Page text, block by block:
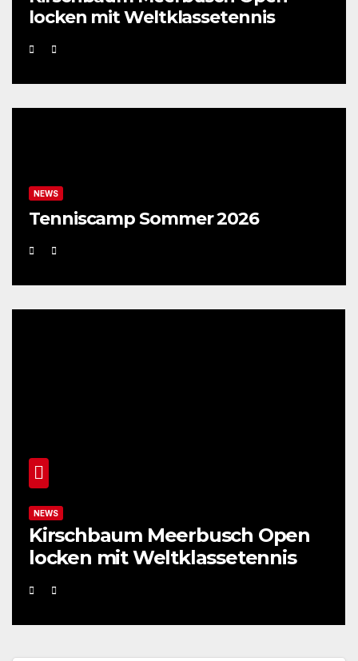
locken mit Weltklassetennis
NEWS
Tenniscamp Sommer 2026
NEWS
Kirschbaum Meerbusch Open
locken mit Weltklassetennis